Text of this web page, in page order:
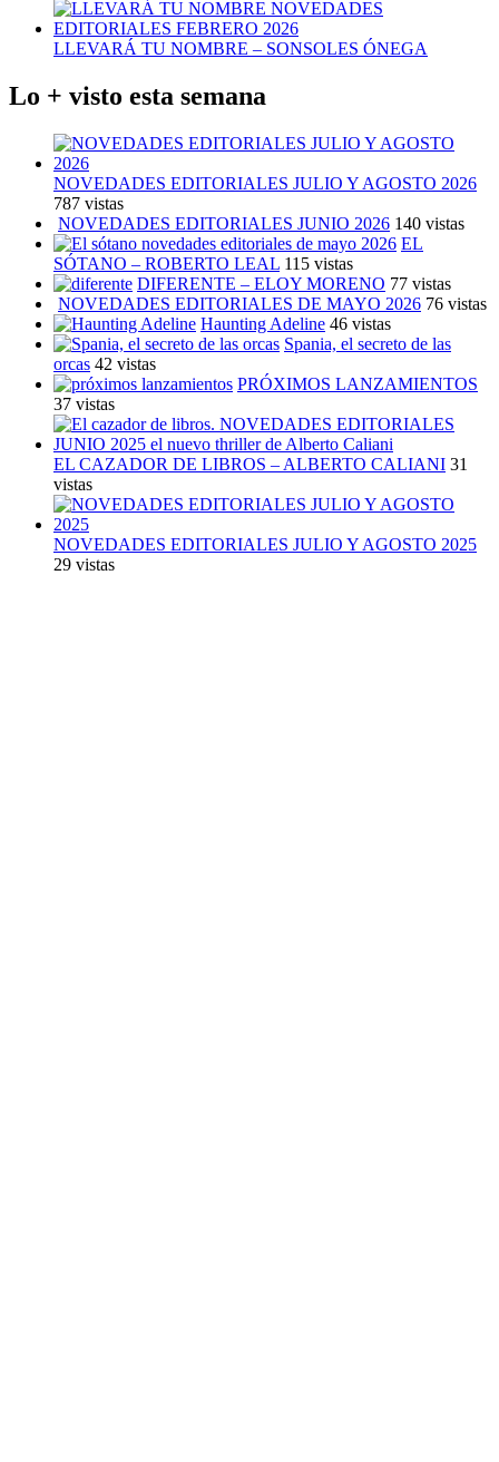
LLEVARÁ TU NOMBRE – SONSOLES ÓNEGA
Lo + visto esta semana
NOVEDADES EDITORIALES JULIO Y AGOSTO 2026
787 vistas
NOVEDADES EDITORIALES JUNIO 2026 140 vistas
EL
SÓTANO – ROBERTO LEAL 115 vistas
DIFERENTE – ELOY MORENO 77 vistas
NOVEDADES EDITORIALES DE MAYO 2026 76 vistas
Haunting Adeline 46 vistas
Spania, el secreto de las
orcas 42 vistas
PRÓXIMOS LANZAMIENTOS
37 vistas
EL CAZADOR DE LIBROS – ALBERTO CALIANI 31
vistas
NOVEDADES EDITORIALES JULIO Y AGOSTO 2025
29 vistas